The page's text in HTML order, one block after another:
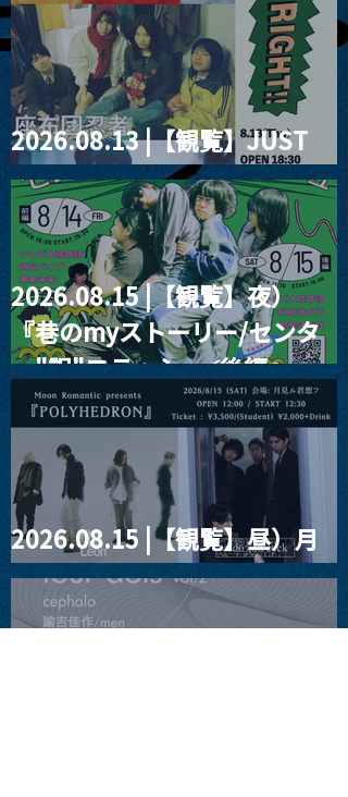
2026.08.13 |【観覧】JUST
RIGHT!! vol.26
2026.08.15 |【観覧】夜）
『巷のmyストーリー/センタ
ー"訳"フラッシュ⚡️後編』
2026.08.15 |【観覧】昼）月
見ルpre.『POLYHEDRON』